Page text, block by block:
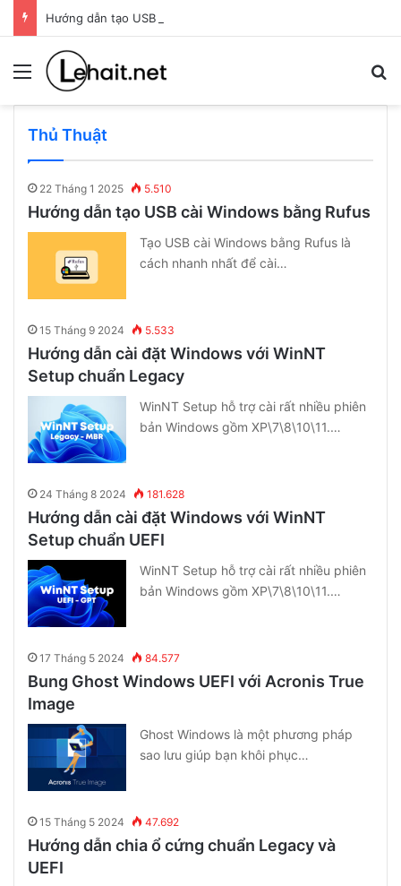
Hướng dẫn tạo USB cài Windows bằng Rufus
Menu
Thủ Thuật
22 Tháng 1 2025 5.510
Hướng dẫn tạo USB cài Windows bằng Rufus
Tạo USB cài Windows bằng Rufus là
cách nhanh nhất để cài…
15 Tháng 9 2024 5.533
Hướng dẫn cài đặt Windows với WinNT
Setup chuẩn Legacy
WinNT Setup hỗ trợ cài rất nhiều phiên
bản Windows gồm XP\7\8\10\11.…
24 Tháng 8 2024 181.628
Hướng dẫn cài đặt Windows với WinNT
Setup chuẩn UEFI
WinNT Setup hỗ trợ cài rất nhiều phiên
bản Windows gồm XP\7\8\10\11.…
17 Tháng 5 2024 84.577
Bung Ghost Windows UEFI với Acronis True
Image
Ghost Windows là một phương pháp
sao lưu giúp bạn khôi phục…
15 Tháng 5 2024 47.692
Hướng dẫn chia ổ cứng chuẩn Legacy và
UEFI